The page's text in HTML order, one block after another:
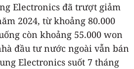
Electronics đã trượt giảm
2024, từ khoảng 80.000
còn khoảng 55.000 won
đầu tư nước ngoài vẫn bán
Electronics suốt 7 tháng